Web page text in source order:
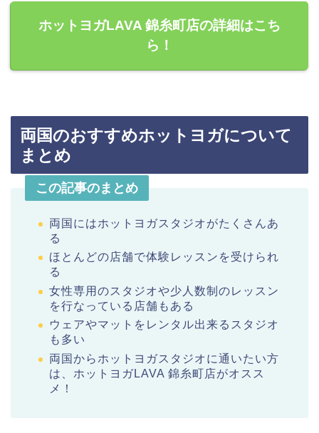
ホットヨガLAVA 錦糸町店の詳細はこち
ら！
両国のおすすめホットヨガについて
まとめ
この記事のまとめ
両国にはホットヨガスタジオがたくさんあ
る
ほとんどの店舗で体験レッスンを受けられ
る
女性専用のスタジオや少人数制のレッスン
を行なっている店舗もある
ウェアやマットをレンタル出来るスタジオ
も多い
両国からホットヨガスタジオに通いたい方
は、ホットヨガLAVA 錦糸町店がオスス
メ！